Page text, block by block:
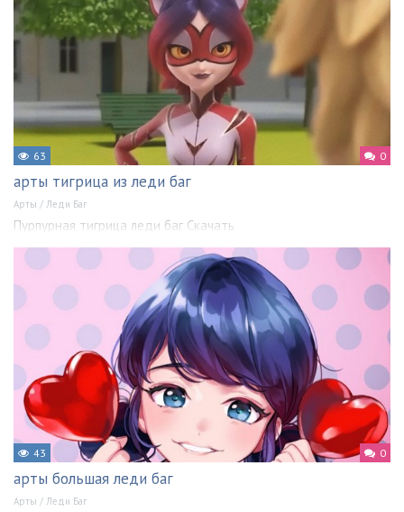
63 0
арты тигрица из леди баг
Арты / Леди Баг
Пурпурная тигрица леди баг Скачать
43 0
арты большая леди баг
Арты / Леди Баг